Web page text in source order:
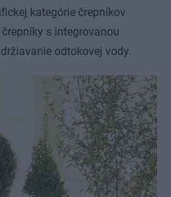
kategórie črepníkov
s integrovanou
odtokovej vody.